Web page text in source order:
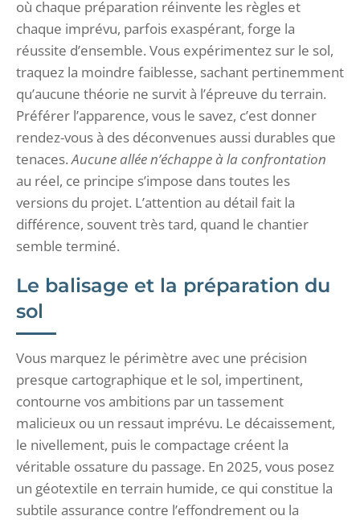
où chaque préparation réinvente les règles et
chaque imprévu, parfois exaspérant, forge la
réussite d’ensemble. Vous expérimentez sur le sol,
traquez la moindre faiblesse, sachant pertinemment
qu’aucune théorie ne survit à l’épreuve du terrain.
Préférer l’apparence, vous le savez, c’est donner
rendez-vous à des déconvenues aussi durables que
tenaces.Aucune allée n’échappe à la confrontation
au réel, ce principe s’impose dans toutes les
versions du projet. L’attention au détail fait la
différence, souvent très tard, quand le chantier
semble terminé.
Le balisage et la préparation du
sol
Vous marquez le périmètre avec une précision
presque cartographique et le sol, impertinent,
contourne vos ambitions par un tassement
malicieux ou un ressaut imprévu. Le décaissement,
le nivellement, puis le compactage créent la
véritable ossature du passage. En 2025, vous posez
un géotextile en terrain humide, ce qui constitue la
subtile assurance contre l’effondrement ou la